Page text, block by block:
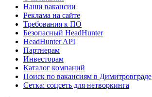
Наши вакансии
Реклама на сайте
Требования к ПО
Безопасный HeadHunter
HeadHunter API
Партнерам
Инвесторам
Каталог компаний
Поиск по вакансиям в Димитровграде
Сетка: соцсеть для нетворкинга